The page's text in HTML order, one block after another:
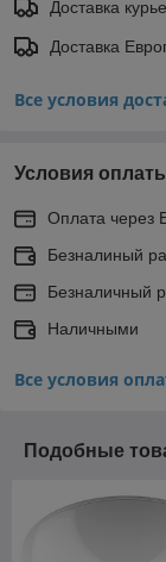
Доставка
Доставка
Все условия
Условия
Оплата через
Безналиный
Безналичный
Наличными
Все условия
Подобные